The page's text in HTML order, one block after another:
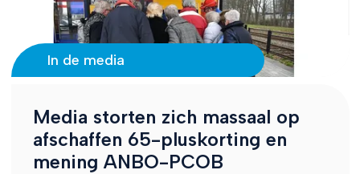
In de media
Media storten zich massaal op
afschaffen 65-pluskorting en
mening ANBO-PCOB